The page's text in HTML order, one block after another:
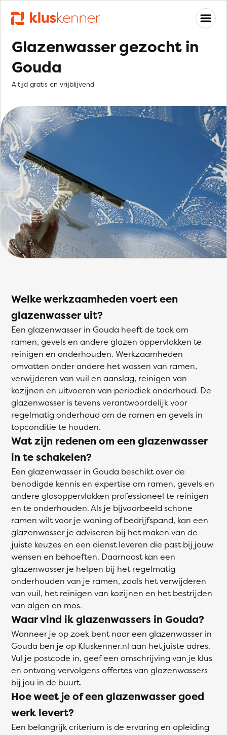
Glazenwasser gezocht in
Gouda
Altijd gratis en vrijblijvend
Welke werkzaamheden voert een
glazenwasser uit?
Een glazenwasser in Gouda heeft de taak om
ramen, gevels en andere glazen oppervlakken te
reinigen en onderhouden. Werkzaamheden
omvatten onder andere het wassen van ramen,
verwijderen van vuil en aanslag, reinigen van
kozijnen en uitvoeren van periodiek onderhoud. De
glazenwasser is tevens verantwoordelijk voor
regelmatig onderhoud om de ramen en gevels in
topconditie te houden.
Wat zijn redenen om een glazenwasser
in te schakelen?
Een glazenwasser in Gouda beschikt over de
benodigde kennis en expertise om ramen, gevels en
andere glasoppervlakken professioneel te reinigen
en te onderhouden. Als je bijvoorbeeld schone
ramen wilt voor je woning of bedrijfspand, kan een
glazenwasser je adviseren bij het maken van de
juiste keuzes en een dienst leveren die past bij jouw
wensen en behoeften. Daarnaast kan een
glazenwasser je helpen bij het regelmatig
onderhouden van je ramen, zoals het verwijderen
van vuil, het reinigen van kozijnen en het bestrijden
van algen en mos.
Waar vind ik glazenwassers in Gouda?
Wanneer je op zoek bent naar een glazenwasser in
Gouda ben je op Kluskenner.nl aan het juiste adres.
Vul je postcode in, geef een omschrijving van je klus
en ontvang vervolgens offertes van glazenwassers
bij jou in de buurt.
Hoe weet je of een glazenwasser goed
werk levert?
Een belangrijk criterium is de ervaring en opleiding